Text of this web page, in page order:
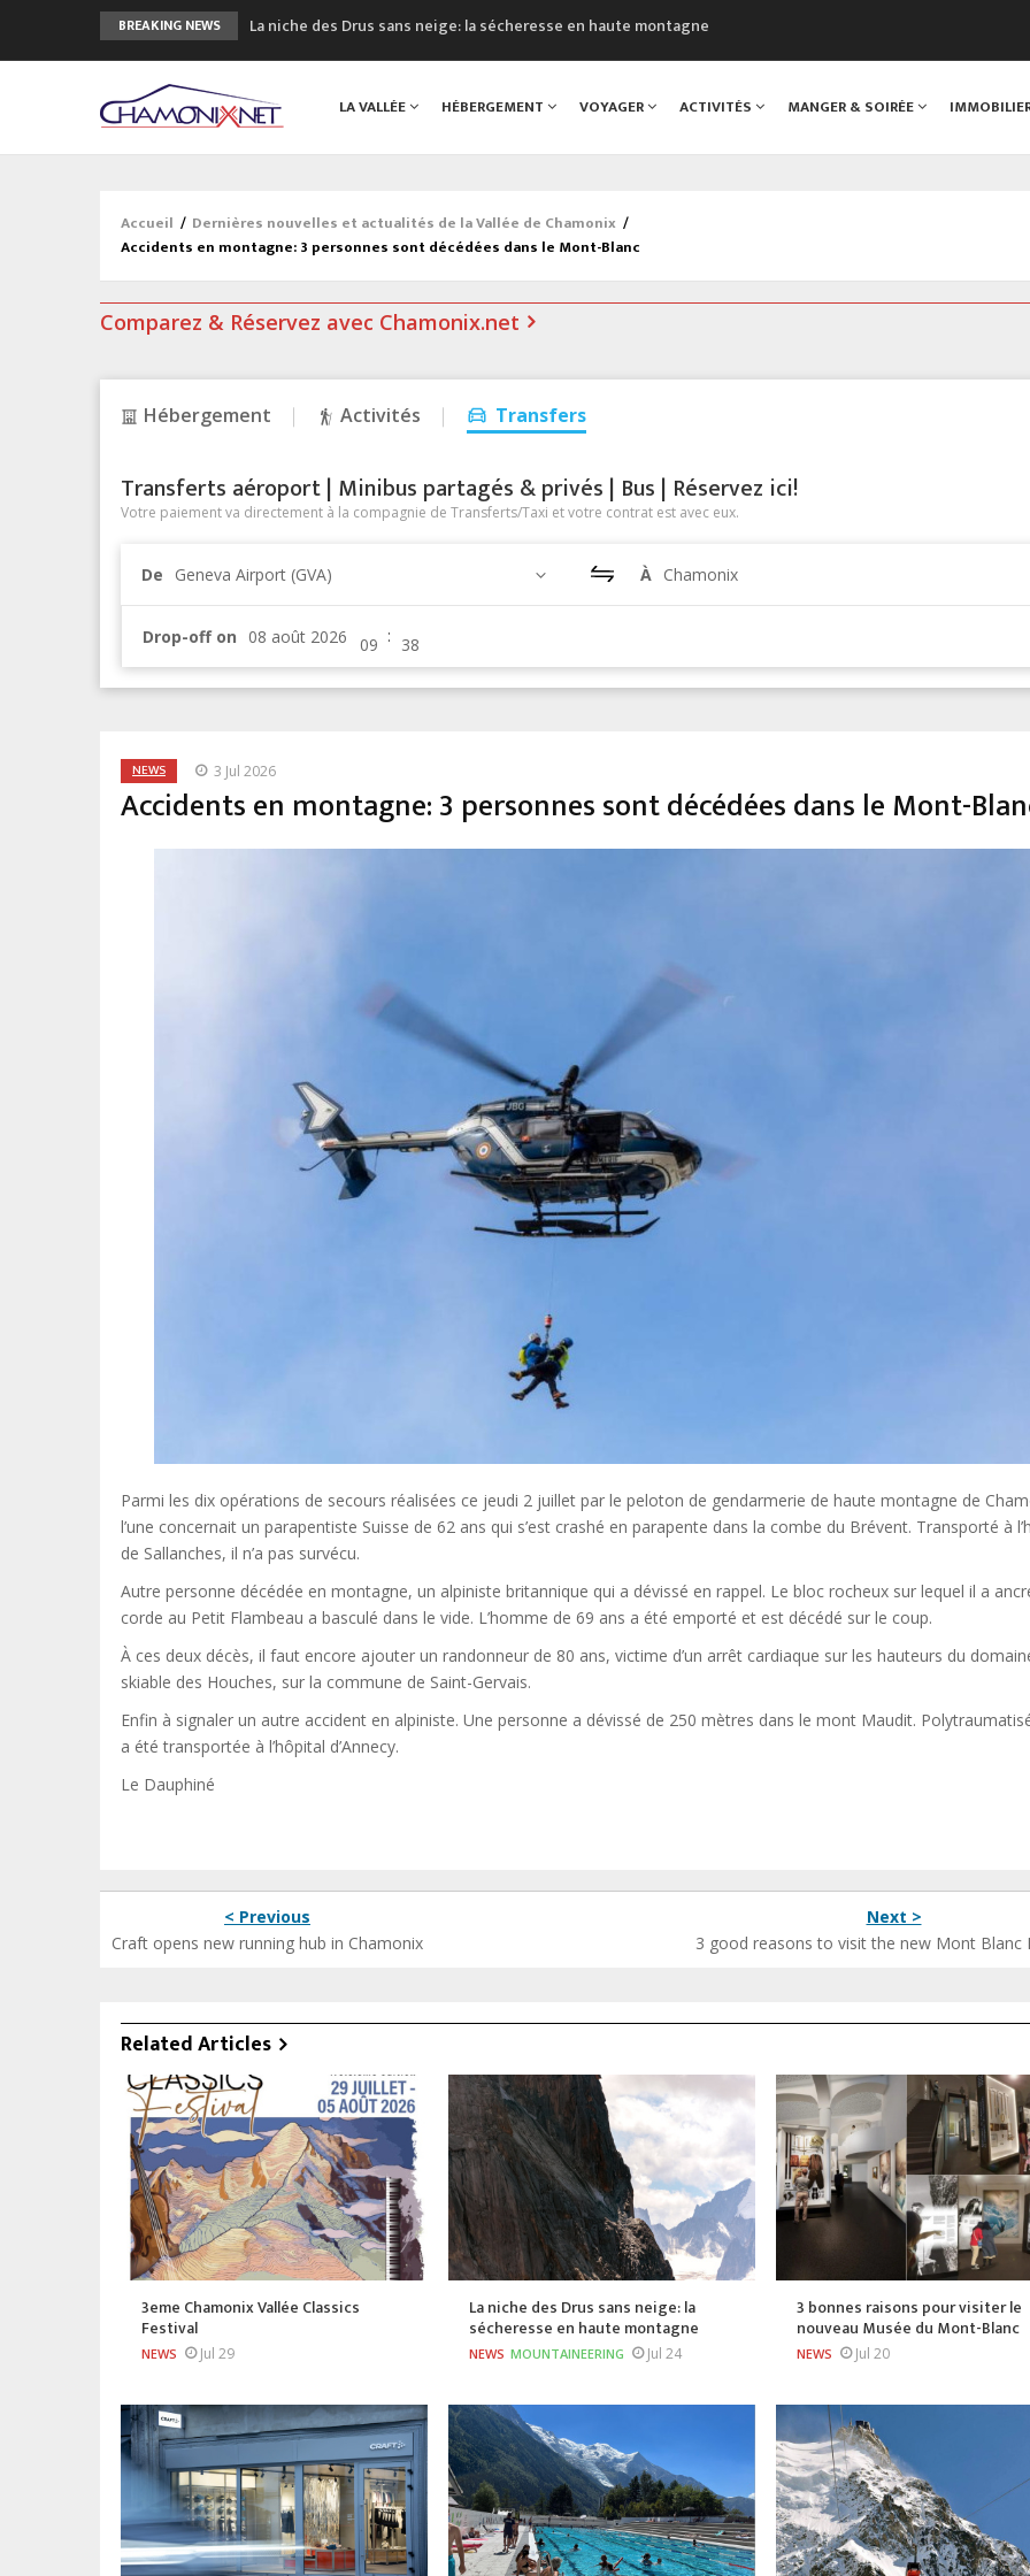
BREAKING NEWS
La niche des Drus sans neige: la sécheresse en haute montagne
Craft ouvre un nouveau magasin de course à pied à Chamonix
3eme Chamonix Vallée Classics Festival
LA VALLÉE HÉBERGEMENT VOYAGER ACTIVITÉS MANGER & SOIRÉE
Accueil / Dernières nouvelles et actualités de la Vallée de Chamonix /
Accidents en montagne: 3 personnes sont décédées dans le Mont-Blanc
Comparez & Réservez avec Chamonix.net
Hébergement Activités Transfers
Transferts aéroport | Minibus partagés & privés | Bus | Réservez ici!
Votre paiement va directement à la compagnie de Transferts/Taxi et votre contrat est avec eux.
De Geneva Airport (GVA) À Chamonix
Drop-off on :
NEWS 3 Jul 2026
Accidents en montagne: 3 personnes sont décédées dans le Mont-
Parmi les dix opérations de secours réalisées ce jeudi 2 juillet par le peloton de gendarmerie de haute montagne de
l’une concernait un parapentiste Suisse de 62 ans qui s’est crashé en parapente dans la combe du Brévent. Transporté à
de Sallanches, il n’a pas survécu.
Autre personne décédée en montagne, un alpiniste britannique qui a dévissé en rappel. Le bloc rocheux sur lequel il a
corde au Petit Flambeau a basculé dans le vide. L’homme de 69 ans a été emporté et est décédé sur le coup.
À ces deux décès, il faut encore ajouter un randonneur de 80 ans, victime d’un arrêt cardiaque sur les hauteurs du
skiable des Houches, sur la commune de Saint-Gervais.
Enfin à signaler un autre accident en alpiniste. Une personne a dévissé de 250 mètres dans le mont Maudit.
a été transportée à l’hôpital d’Annecy.
Le Dauphiné
< Previous
Craft opens new running hub in Chamonix
Next >
3 good reasons to visit the new Mont Blanc
Related Articles
3eme Chamonix Vallée Classics
Festival
NEWS Jul 29
La niche des Drus sans neige: la
sécheresse en haute montagne
NEWS MOUNTAINEERING Jul 24
3 bonnes raisons pour visiter le
nouveau Musée du Mont-Blanc
NEWS Jul 20